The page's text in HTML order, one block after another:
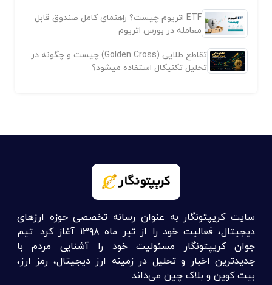
ETF اتریوم چیست؟ راهنمای کامل صندوق قابل
معامله در بورس اتریوم
تقاطع طلایی (Golden Cross) چیست و چگونه در
تحلیل تکنیکال استفاده میشود؟
سایت کریپتونگار به عنوان رسانه تخصصی حوزه ارزهای
دیجیتال، فعالیت خود را از تیر ماه ۱۳۹۸ آغاز کرد. تیم
جوان کریپتونگار مسئولیت خود را آشنایی مردم با
جدیدترین اخبار و تحلیل در زمینه ارز دیجیتال، رمز ارز،
بیت کوین و بلاک چین می‌داند.